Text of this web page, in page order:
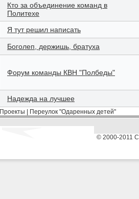
Кто за объединение команд в
Политехе
Я тут решил написать
Боголеп, держишь, братуха
Форум команды КВН "Полбеды"
Надежда на лучшее
Проекты Переулок "Одаренных детей"
© 2000-2011